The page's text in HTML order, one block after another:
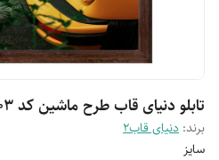
تابلو دنیای قاب طرح ماشین کد F3703
برند: دنیای قاب2
سایز